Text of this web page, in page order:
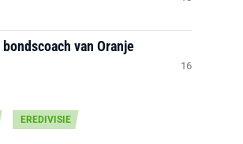
van Oranje
16
EREDIVISIE